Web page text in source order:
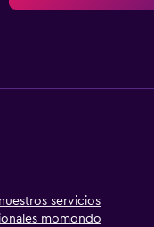
servicios
momondo